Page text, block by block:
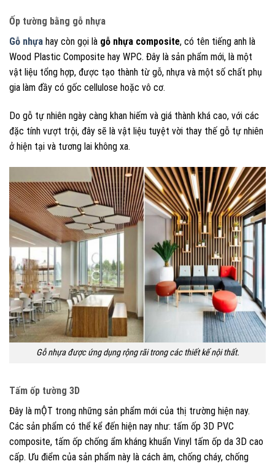
Ốp tường bằng gỗ nhựa
Gỗ nhựa hay còn gọi là gỗ nhựa composite, có tên tiếng anh là
Wood Plastic Composite hay WPC. Đây là sản phẩm mới, là một
vật liệu tổng hợp, được tạo thành từ gỗ, nhựa và một số chất phụ
gia làm đầy có gốc cellulose hoặc vô cơ.
Do gỗ tự nhiên ngày càng khan hiếm và giá thành khá cao, với các
đặc tính vượt trội, đây sẽ là vật liệu tuyệt vời thay thế gỗ tự nhiên
ở hiện tại và tương lai không xa.
Gỗ nhựa được ứng dụng rộng rãi trong các thiết kế nội thất.
Tấm ốp tường 3D
Đây là mỘT trong những sản phẩm mới của thị trường hiện nay.
Các sản phẩm có thể kể đến hiện nay như: tấm ốp 3D PVC
composite, tấm ốp chống ẩm kháng khuẩn Vinyl tấm ốp da 3D cao
cấp. Ưu điểm của sản phẩm này là cách âm, chống cháy, chống